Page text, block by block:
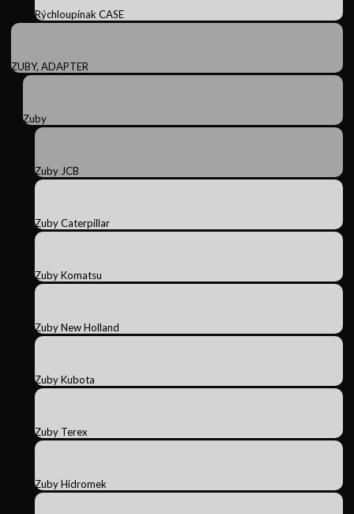
Rýchloupínak CASE
ZUBY, ADAPTER
Zuby
Zuby JCB
Zuby Caterpillar
Zuby Komatsu
Zuby New Holland
Zuby Kubota
Zuby Terex
Zuby Hidromek